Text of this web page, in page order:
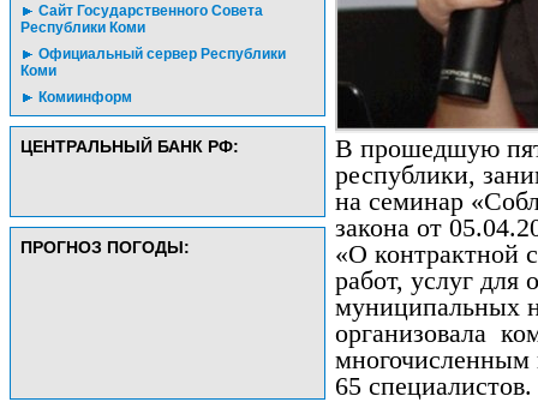
Сайт Государственного Совета
Республики Коми
Официальный сервер Республики
Коми
Комиинформ
ЦЕНТРАЛЬНЫЙ БАНК РФ:
ПРОГНОЗ ПОГОДЫ:
В прошедшую
республики,
на семинар
закона от
«О контрактной
работ, услуг для
муниципальных
организовала
многочисленным
65 специалистов.